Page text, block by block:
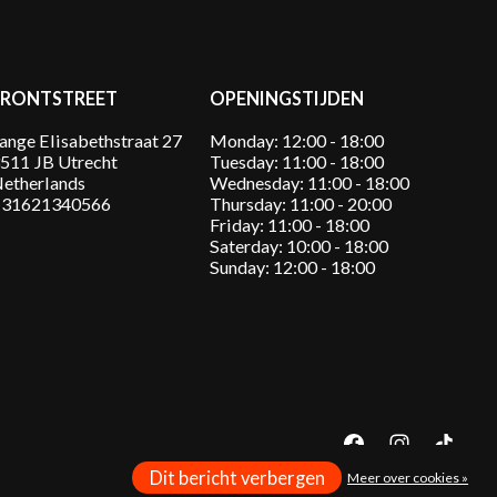
Elisabethstraat 27
JB Utrecht
OPENINGSTIJDEN
Monday: 12:00 - 18:00
Tuesday: 11:00 - 18:00
Wednesday: 11:00 - 18:00
Thursday: 11:00 - 20:00
Friday: 11:00 - 18:00
Saterday: 10:00 - 18:00
Sunday: 12:00 - 18:00
Dit bericht verbergen Meer over cookies »